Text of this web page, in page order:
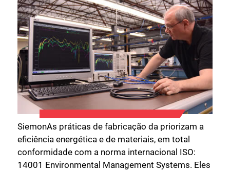
SiemonAs práticas de fabricação da priorizam a
eficiência energética e de materiais, em total
conformidade com a norma internacional ISO:
14001 Environmental Management Systems. Eles